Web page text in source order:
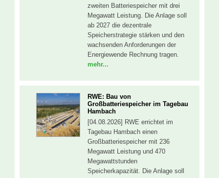
zweiten Batteriespeicher mit drei
Megawatt Leistung. Die Anlage soll
ab 2027 die dezentrale
Speicherstrategie stärken und den
wachsenden Anforderungen der
Energiewende Rechnung tragen.
mehr...
RWE: Bau von
Großbatteriespeicher im Tagebau
Hambach
[04.08.2026] RWE errichtet im
Tagebau Hambach einen
Großbatteriespeicher mit 236
Megawatt Leistung und 470
Megawattstunden
Speicherkapazität. Die Anlage soll